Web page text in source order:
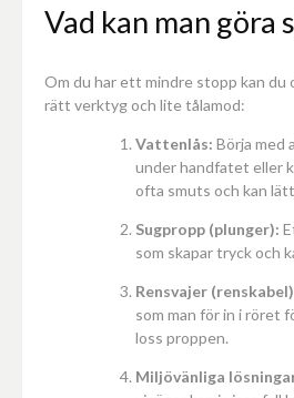
Vad kan man göra
Om du har ett mindre stopp kan du
rätt verktyg och lite tålamod:
Vattenlås: Börja med
under handfatet eller
ofta smuts och kan
Sugpropp (plunger):
som skapar tryck och
Rensvajer
som man för in i röret
loss proppen.
Miljövänliga